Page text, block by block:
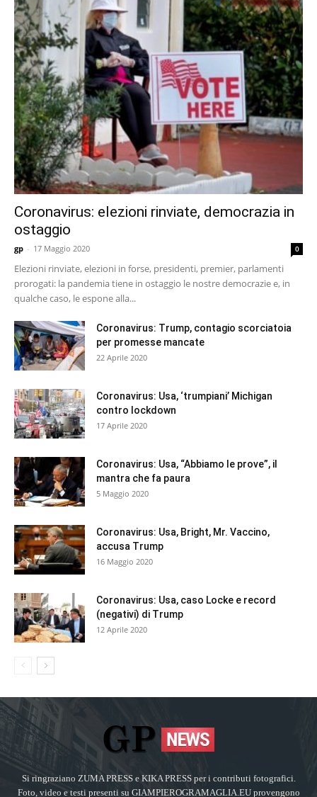
Coronavirus: elezioni rinviate, democrazia in
ostaggio
gp - 17 Maggio 2020 0
Elezioni rinviate, elezioni in forse, presidenti, premier, parlamenti
prorogati: la pandemia tiene in ostaggio le nostre democrazie e, in
qualche caso, le espone alla...
Coronavirus: Trump, contagio scorciatoia
per promesse mancate
22 Aprile 2020
Coronavirus: Usa, ‘trumpiani’ Michigan
contro lockdown
17 Aprile 2020
Coronavirus: Usa, “Abbiamo le prove”, il
mantra che fa paura
5 Maggio 2020
Coronavirus: Usa, Bright, Mr. Vaccino,
accusa Trump
16 Maggio 2020
Coronavirus: Usa, caso Locke e record
(negativi) di Trump
12 Aprile 2020
Si ringraziano ZUMA PRESS e KIKA PRESS per i contributi fotografici.
Foto, video e testi presenti su GIAMPIEROGRAMAGLIA.EU provengono